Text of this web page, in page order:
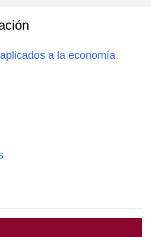
a la economía